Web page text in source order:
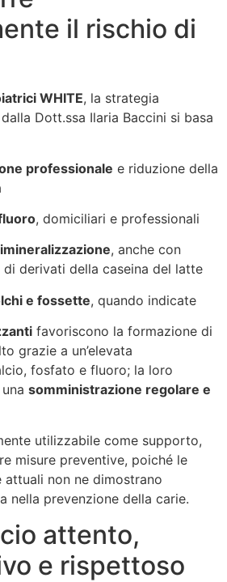
il rischio di
WHITE, la strategia
Dott.ssa Ilaria Baccini si basa
professionale e riduzione della
, domiciliari e professionali
, anche con
derivati della caseina del latte
e fossette, quando indicate
favoriscono la formazione di
grazie a un’elevata
fosfato e fluoro; la loro
somministrazione regolare e
utilizzabile come supporto,
misure preventive, poiché le
non ne dimostrano
nella prevenzione della carie.
attento,
e rispettoso